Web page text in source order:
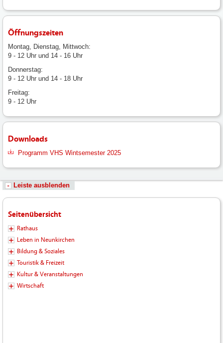
Öffnungszeiten
Montag, Dienstag, Mittwoch:
9 - 12 Uhr und 14 - 16 Uhr
Donnerstag:
9 - 12 Uhr und 14 - 18 Uhr
Freitag:
9 - 12 Uhr
Downloads
Programm VHS Wintsemester 2025
Leiste ausblenden
Seitenübersicht
Rathaus
Leben in Neunkirchen
Bildung & Soziales
Touristik & Freizeit
Kultur & Veranstaltungen
Wirtschaft